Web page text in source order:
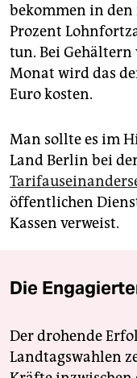
bekommen in den
Prozent
tun. Bei Gehältern
Monat wird das
Euro kosten.
Man sollte es im
Land Berlin bei
öffentlichen
Kassen verweist.
Die
Der drohende
Landtagswahlen